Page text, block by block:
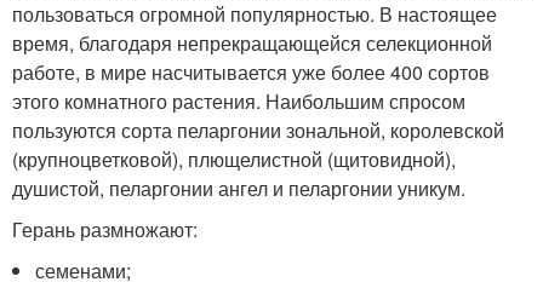
пользоваться огромной популярностью. В настоящее
время, благодаря непрекращающейся селекционной
работе, в мире насчитывается уже более 400 сортов
этого комнатного растения. Наибольшим спросом
пользуются сорта пеларгонии зональной, королевской
(крупноцветковой), плющелистной (щитовидной),
душистой, пеларгонии ангел и пеларгонии уникум.
Герань размножают:
семенами;